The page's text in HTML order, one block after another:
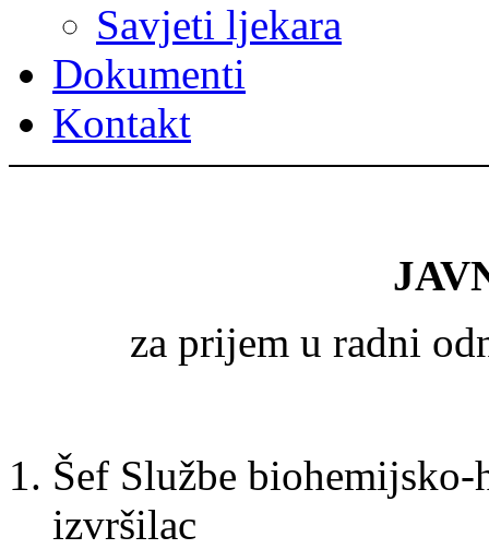
Savjeti ljekara
Dokumenti
Kontakt
za prijem u radni
Šef Službe
izvršilac